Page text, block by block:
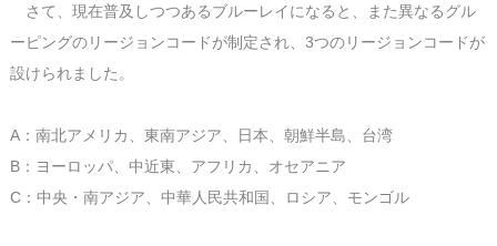
さて、現在普及しつつあるブルーレイになると、また異なるグル
ーピングのリージョンコードが制定され、3つのリージョンコードが
設けられました。
A：南北アメリカ、東南アジア、日本、朝鮮半島、台湾
B：ヨーロッパ、中近東、アフリカ、オセアニア
C：中央・南アジア、中華人民共和国、ロシア、モンゴル